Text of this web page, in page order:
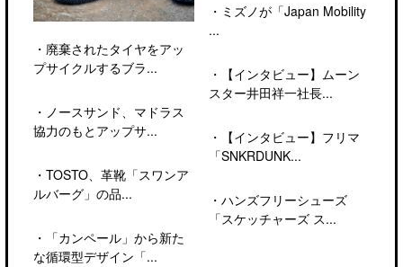
・ 廃棄されたタイヤをアッ
プサイクルするブラ...
・ ノースサンド、マドラス
協力のもとアップサ...
・ TOSTO、革靴「スワンア
ルバーグ」の品...
・
「カンペール」から新た
な循環型デザイン「...
・ ミズノが「Japan Mobility
...
・
【インタビュー】ムーン
スター井田祥一社長...
・
【インタビュー】フリマ
「SNKRDUNK...
・ ハンズフリーシューズ
「スケッチャーズ ス...